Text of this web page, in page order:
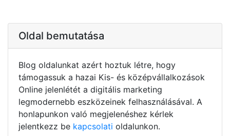
Oldal bemutatása
Blog oldalunkat azért hoztuk létre, hogy
támogassuk a hazai Kis- és középvállalkozások
Online jelenlétét a digitális marketing
legmodernebb eszközeinek felhasználásával. A
honlapunkon való megjelenéshez kérlek
jelentkezz be kapcsolati oldalunkon.